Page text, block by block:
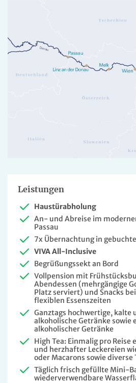
Leistungen
Haustürabholung
An- und Abreise im
Passau
7x Übernachtung in
VIVA All-Inclusive
Begrüßungssekt an Bord
Vollpension mit
Abendessen (mehrgängige
Platz serviert) und Snacks
flexiblen Essenszeiten
Ganztags hochwertige, kalte
alkoholische Getränke sowie
alkoholischer Getränke
High Tea: Einmalig pro Reise
und herzhafter Leckereien
oder Macarons sowie diverse
Täglich frisch gefüllte Mini-
wiederverwendbare